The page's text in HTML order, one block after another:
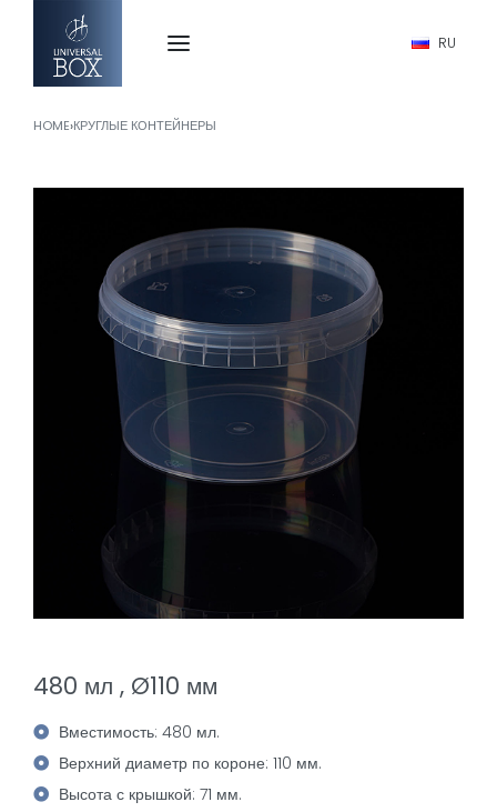
RU
HOME›КРУГЛЫЕ КОНТЕЙНЕРЫ
480 мл , Ø110 мм
Вместимость: 480 мл.
Верхний диаметр по короне: 110 мм.
Высота с крышкой: 71 мм.